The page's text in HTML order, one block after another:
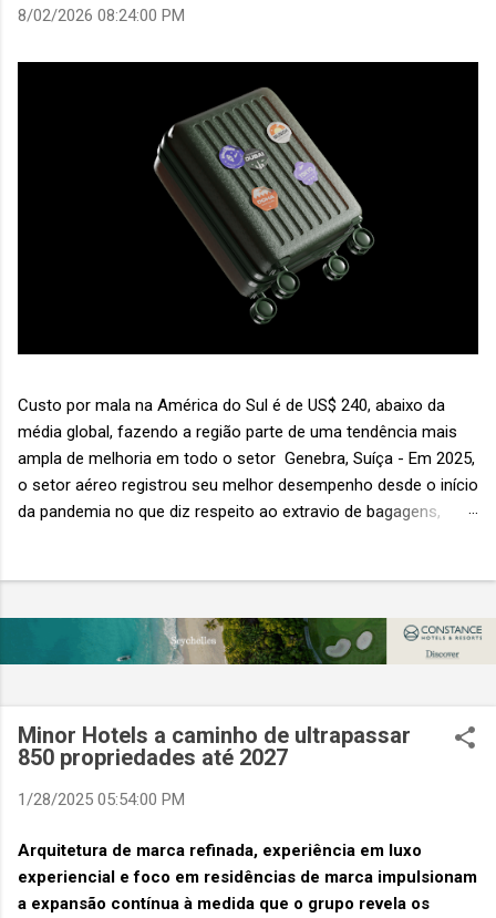
8/02/2026 08:24:00 PM
Custo por mala na América do Sul é de US$ 240, abaixo da
média global, fazendo a região parte de uma tendência mais
ampla de melhoria em todo o setor Genebra, Suíça - Em 2025,
o setor aéreo registrou seu melhor desempenho desde o início
da pandemia no que diz respeito ao extravio de bagagens,
“Baggage IT Insights” de 2026 da SITA, a 20ª edição anual
desse importante estudo de referência à indústria. (© SITA)
custa ao setor US$ 6,3 bilhões anualmente. Cada mala
extraviada acarreta um custo médio de US$ 260. Com um
extraviada anula o lucro de mais de 30 assentos vendidos, e
Minor Hotels a caminho de ultrapassar
850 propriedades até 2027
1/28/2025 05:54:00 PM
Arquitetura de marca refinada, experiência em luxo
experiencial e foco em residências de marca impulsionam
a expansão contínua à medida que o grupo revela os